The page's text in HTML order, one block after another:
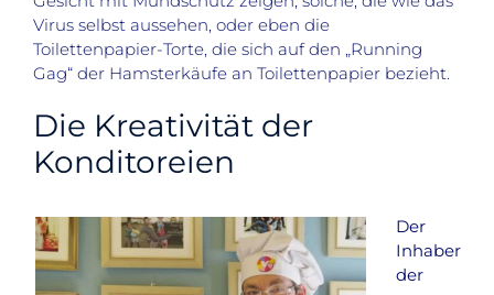
Virus selbst aussehen, oder eben die
Toilettenpapier-Torte, die sich auf den „Running
Gag“ der Hamsterkäufe an Toilettenpapier bezieht.
Die Kreativität der
Konditoreien
Der
Inhaber
der